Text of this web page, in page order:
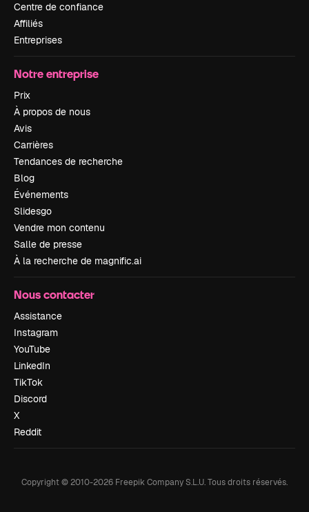
Centre de confiance
Affiliés
Entreprises
Notre entreprise
Prix
À propos de nous
Avis
Carrières
Tendances de recherche
Blog
Événements
Slidesgo
Vendre mon contenu
Salle de presse
À la recherche de magnific.ai
Nous contacter
Assistance
Instagram
YouTube
LinkedIn
TikTok
Discord
X
Reddit
Copyright © 2010-2026 Freepik Company S.L.U.Tous droits réservés.